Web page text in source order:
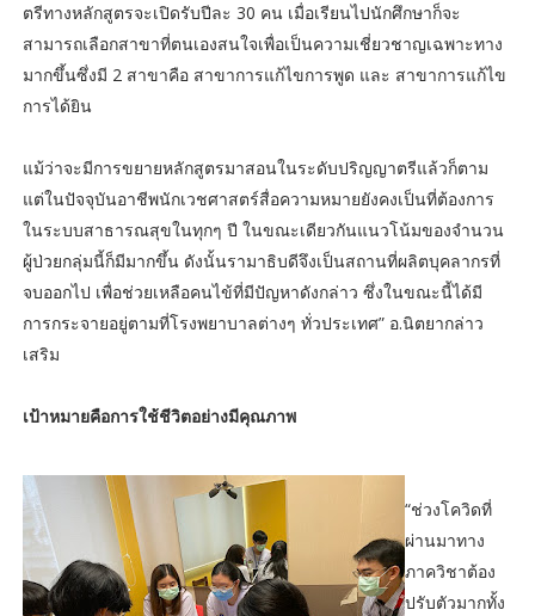
ตรีทางหลักสูตรจะเปิดรับปีละ 30 คน เมื่อเรียนไปนักศึกษาก็จะ
สามารถเลือกสาขาที่ตนเองสนใจเพื่อเป็นความเชี่ยวชาญเฉพาะทาง
มากขึ้นซึ่งมี 2 สาขาคือ สาขาการแก้ไขการพูด และ สาขาการแก้ไข
การได้ยิน
แม้ว่าจะมีการขยายหลักสูตรมาสอนในระดับปริญญาตรีแล้วก็ตาม
แต่ในปัจจุบันอาชีพนักเวชศาสตร์สื่อความหมายยังคงเป็นที่ต้องการ
ในระบบสาธารณสุขในทุกๆ ปี ในขณะเดียวกันแนวโน้มของจำนวน
ผู้ป่วยกลุ่มนี้ก็มีมากขึ้น ดังนั้นรามาธิบดีจึงเป็นสถานที่ผลิตบุคลากรที่
จบออกไป เพื่อช่วยเหลือคนไข้ที่มีปัญหาดังกล่าว ซึ่งในขณะนี้ได้มี
การกระจายอยู่ตามที่โรงพยาบาลต่างๆ ทั่วประเทศ” อ.นิตยากล่าว
เสริม
เป้าหมายคือการใช้ชีวิตอย่างมีคุณภาพ
“ช่วงโควิดที่
ผ่านมาทาง
ภาควิชาต้อง
ปรับตัวมากทั้ง